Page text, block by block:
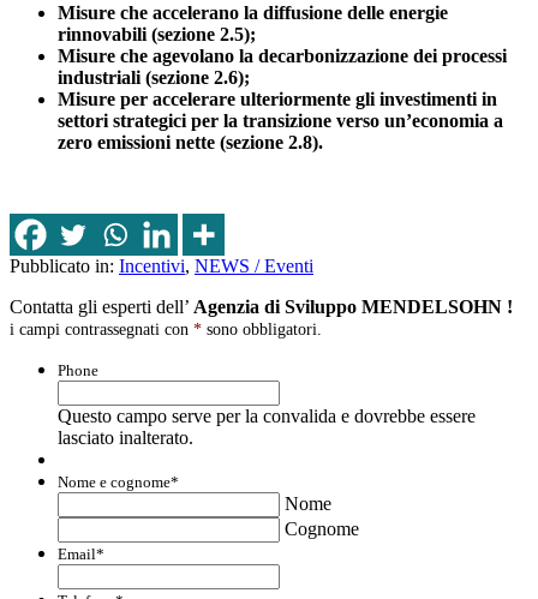
Misure che accelerano la diffusione delle energie
rinnovabili (sezione 2.5);
Misure che agevolano la decarbonizzazione dei processi
industriali (sezione 2.6);
Misure per accelerare ulteriormente gli investimenti in
settori strategici per la transizione verso un’economia a
zero emissioni nette (sezione 2.8).
Pubblicato in: Incentivi, NEWS / Eventi
Contatta gli esperti dell’ Agenzia di Sviluppo MENDELSOHN !
i campi contrassegnati con * sono obbligatori.
Phone
Questo campo serve per la convalida e dovrebbe essere
lasciato inalterato.
Nome e cognome*
Nome
Cognome
Email*